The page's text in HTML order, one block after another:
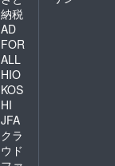
納税
AD
FOR
ALL
HIO
KOS
HI
JFA
クラ
ウド